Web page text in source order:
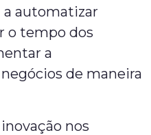
a automatizar
o tempo dos
a
de maneira
nos